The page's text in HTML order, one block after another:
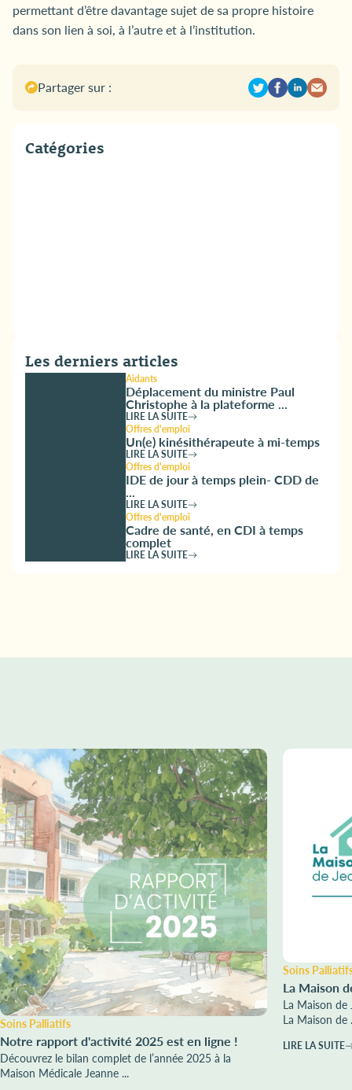
permettant d’être davantage sujet de sa propre histoire
dans son lien à soi, à l’autre et à l’institution.
Partager sur :
Catégories
Les derniers articles
Aidants
Déplacement du ministre Paul
Christophe à la plateforme ...
LIRE LA SUITE
Offres d'emploi
Un(e) kinésithérapeute à mi-temps
LIRE LA SUITE
Offres d'emploi
IDE de jour à temps plein- CDD de
...
LIRE LA SUITE
Offres d'emploi
Cadre de santé, en CDI à temps
complet
LIRE LA SUITE
Soins Palliatifs
Notre rapport d'activité 2025 est en ligne !
Découvrez le bilan complet de l’année 2025 à la
Maison Médicale Jeanne ...
Soins
La Maison
La Maison de
La Maison de
LIRE LA SUITE